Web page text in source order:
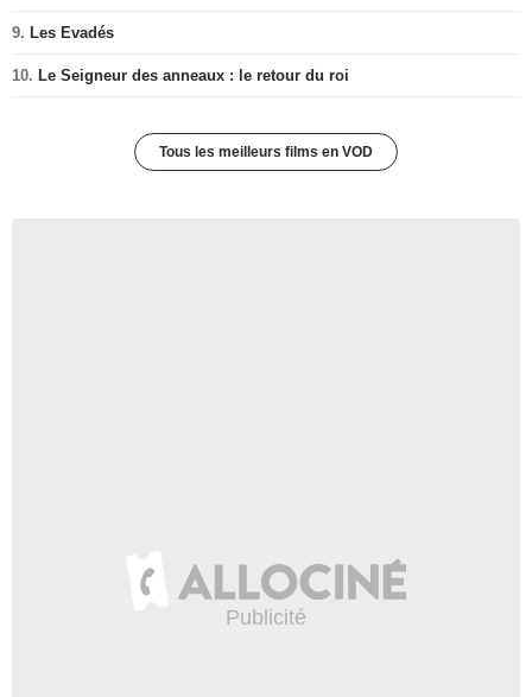
9. Les Evadés
10. Le Seigneur des anneaux : le retour du roi
Tous les meilleurs films en VOD